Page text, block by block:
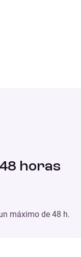
horas
máximo de 48 h.